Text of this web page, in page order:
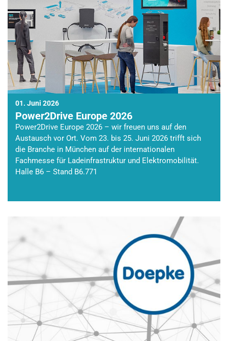
01. Juni 2026
Power2Drive Europe 2026
Power2Drive Europe 2026 – wir freuen uns auf den
Austausch vor Ort. Vom 23. bis 25. Juni 2026 trifft sich
die Branche in München auf der internationalen
Fachmesse für Ladeinfrastruktur und Elektromobilität.
Halle B6 – Stand B6.771